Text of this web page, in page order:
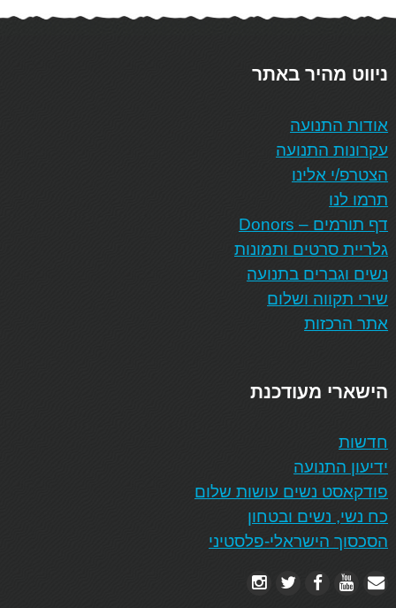
ניווט מהיר באתר
אודות התנועה
עקרונות התנועה
הצטרפ/י אלינו
תרמו לנו
דף תורמים – Donors
גלריית סרטים ותמונות
נשים וגברים בתנועה
שירי תקווה ושלום
אתר הרכזות
הישארי מעודכנת
חדשות
ידיעון התנועה
פודקאסט נשים עושות שלום
כח נשי, נשים ובטחון
הסכסוך הישראלי-פלסטיני